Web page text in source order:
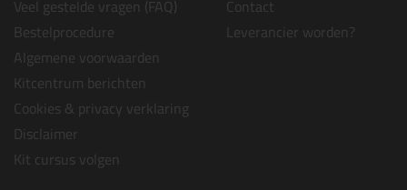
Veel gestelde vragen (FAQ)
Bestelprocedure
Algemene voorwaarden
Kitcentrum berichten
Cookies & privacy verklaring
Disclaimer
Kit cursus volgen
Contact
Leverancier worden?